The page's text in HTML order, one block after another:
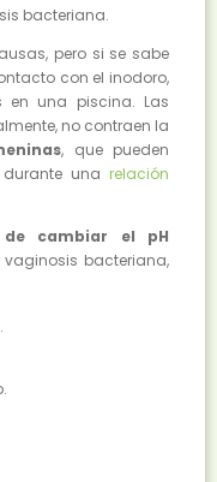
bacteriana.
pero si se sabe
con el inodoro,
una piscina. Las
no contraen la
, que pueden
una relación
de cambiar el pH
bacteriana,